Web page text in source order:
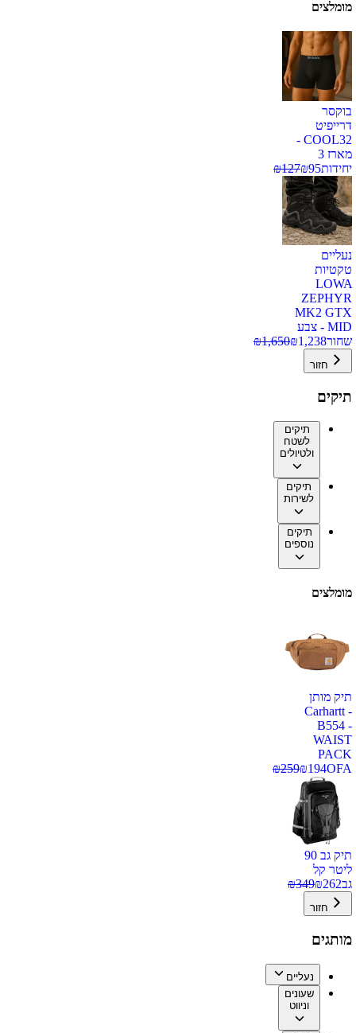
מומלצים
בוקסר
דרייפיט
COOL32 -
מארז 3
יחידות
₪95
₪127
נעליים
טקטיות
LOWA
ZEPHYR
MK2 GTX
MID - צבע
שחור
₪1,238
₪1,650
חזור
תיקים
תיקים
לשטח
ולטיולים
תיקים
לשירות
תיקים
נוספים
מומלצים
תיק מותן
Carhartt -
B554 -
WAIST
PACK
OFA
₪194
₪259
תיק גב 90
ליטר קל
גב
₪262
₪349
חזור
מותגים
נעליים
שעונים
וניווט